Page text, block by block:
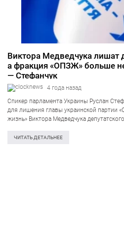
Виктора Медведчука лишат
а фракция «ОПЗЖ» больше
— Стефанчук
4 года назад
Спикер парламента Украины Руслан
для лишения главы украинской партии
жизнь» Виктора Медведчука
производство и как только мы получим
ЧИТАТЬ ДЕТАЛЬНЕЕ